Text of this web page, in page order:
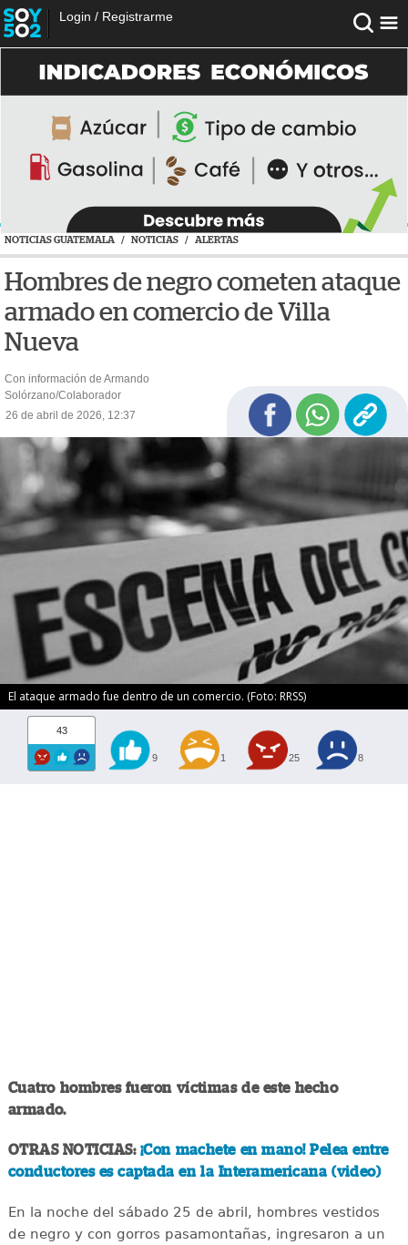
Login / Registrarme
NOTICIAS GUATEMALA / NOTICIAS / ALERTAS
Hombres de negro cometen ataque
armado en comercio de Villa
Nueva
Con información de Armando
Solórzano/Colaborador
26 de abril de 2026, 12:37
El ataque armado fue dentro de un comercio. (Foto: RRSS)
43
9 1 25 8
Cuatro hombres fueron víctimas de este hecho
armado.
OTRAS NOTICIAS: ¡Con machete en mano! Pelea entre
conductores es captada en la Interamericana (video)
En la noche del sábado 25 de abril, hombres vestidos
de negro y con gorros pasamontañas, ingresaron a un